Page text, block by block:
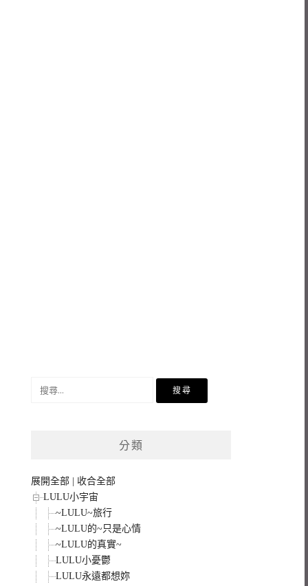
分類
展開全部
收合全部
LULU小宇宙
~LULU~旅行
~LULU的~只是心情
~LULU的真實~
LULU小憂鬱
LULU永遠都想妳